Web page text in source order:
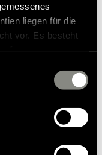
liegen für die
vor. Es besteht
Daten für
finden Sie in
Sie oder
Einwilligung zur
från fabriken,
via din